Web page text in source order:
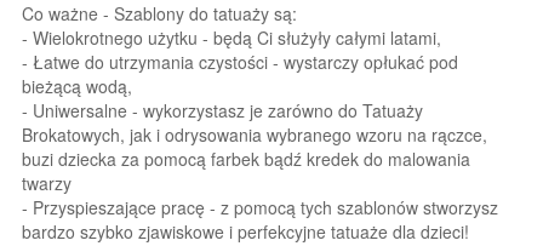
Co ważne - Szablony do tatuaży są:
- Wielokrotnego użytku - będą Ci służyły całymi latami,
- Łatwe do utrzymania czystości - wystarczy opłukać pod
bieżącą wodą,
- Uniwersalne - wykorzystasz je zarówno do Tatuaży
Brokatowych, jak i odrysowania wybranego wzoru na rączce,
buzi dziecka za pomocą farbek bądź kredek do malowania
twarzy
- Przyspieszające pracę - z pomocą tych szablonów stworzysz
bardzo szybko zjawiskowe i perfekcyjne tatuaże dla dzieci!